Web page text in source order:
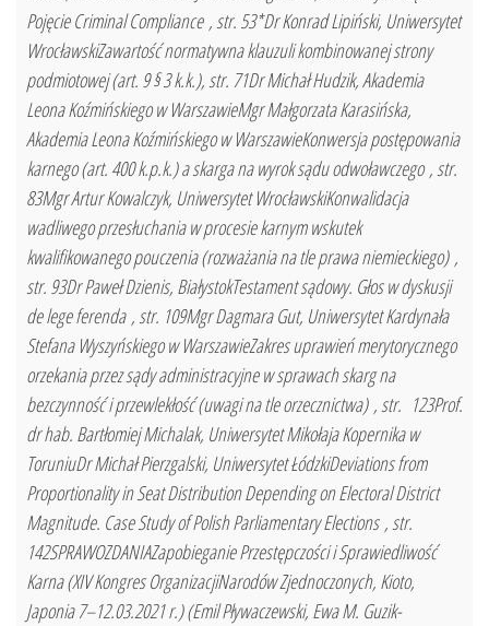
Pojęcie Criminal Compliance , str. 53*Dr Konrad Lipiński, Uniwersytet
WrocławskiZawartość normatywna klauzuli kombinowanej strony
podmiotowej (art. 9 § 3 k.k.), str. 71Dr Michał Hudzik, Akademia
Leona Koźmińskiego w WarszawieMgr Małgorzata Karasińska,
Akademia Leona Koźmińskiego w WarszawieKonwersja postępowania
karnego (art. 400 k.p.k.) a skarga na wyrok sądu odwoławczego , str.
83Mgr Artur Kowalczyk, Uniwersytet WrocławskiKonwalidacja
wadliwego przesłuchania w procesie karnym wskutek
kwalifikowanego pouczenia (rozważania na tle prawa niemieckiego) ,
str. 93Dr Paweł Dzienis, BiałystokTestament sądowy. Głos w dyskusji
de lege ferenda , str. 109Mgr Dagmara Gut, Uniwersytet Kardynała
Stefana Wyszyńskiego w WarszawieZakres uprawień merytorycznego
orzekania przez sądy administracyjne w sprawach skarg na
bezczynność i przewlekłość (uwagi na tle orzecznictwa) , str. 123Prof.
dr hab. Bartłomiej Michalak, Uniwersytet Mikołaja Kopernika w
ToruniuDr Michał Pierzgalski, Uniwersytet ŁódzkiDeviations from
Proportionality in Seat Distribution Depending on Electoral District
Magnitude. Case Study of Polish Parliamentary Elections , str.
142SPRAWOZDANIAZapobieganie Przestępczości i Sprawiedliwość
Karna (XIV Kongres OrganizacjiNarodów Zjednoczonych, Kioto,
Japonia 7–12.03.2021 r.) (Emil Pływaczewski, Ewa M. Guzik-